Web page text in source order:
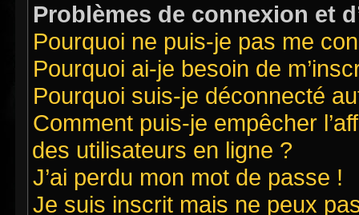
Problèmes de connexion et
Pourquoi ne puis-je pas me
Pourquoi ai-je besoin de
Pourquoi suis-je déconnecté
Comment puis-je empêcher
des utilisateurs en ligne ?
J’ai perdu mon mot de passe !
Je suis inscrit mais ne peux